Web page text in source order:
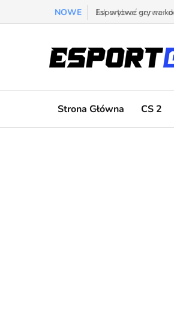
NOWE Esportowe gry na
Strona Główna CS 2